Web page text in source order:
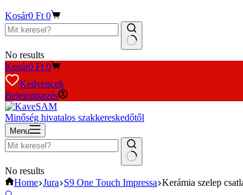
Kosár0 Ft 0
No results
Kosár0 Ft 0
Kedvencek
Bejelentkezés
Minőség hivatalos szakkereskedőtől
Menu
No results
Home Jura S9 One Touch Impressa Kerámia szelep